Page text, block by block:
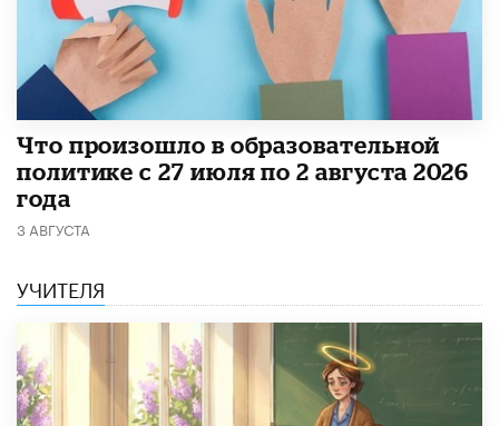
​Что произошло в образовательной
политике с 27 июля по 2 августа 2026
года
3 АВГУСТА
УЧИТЕЛЯ